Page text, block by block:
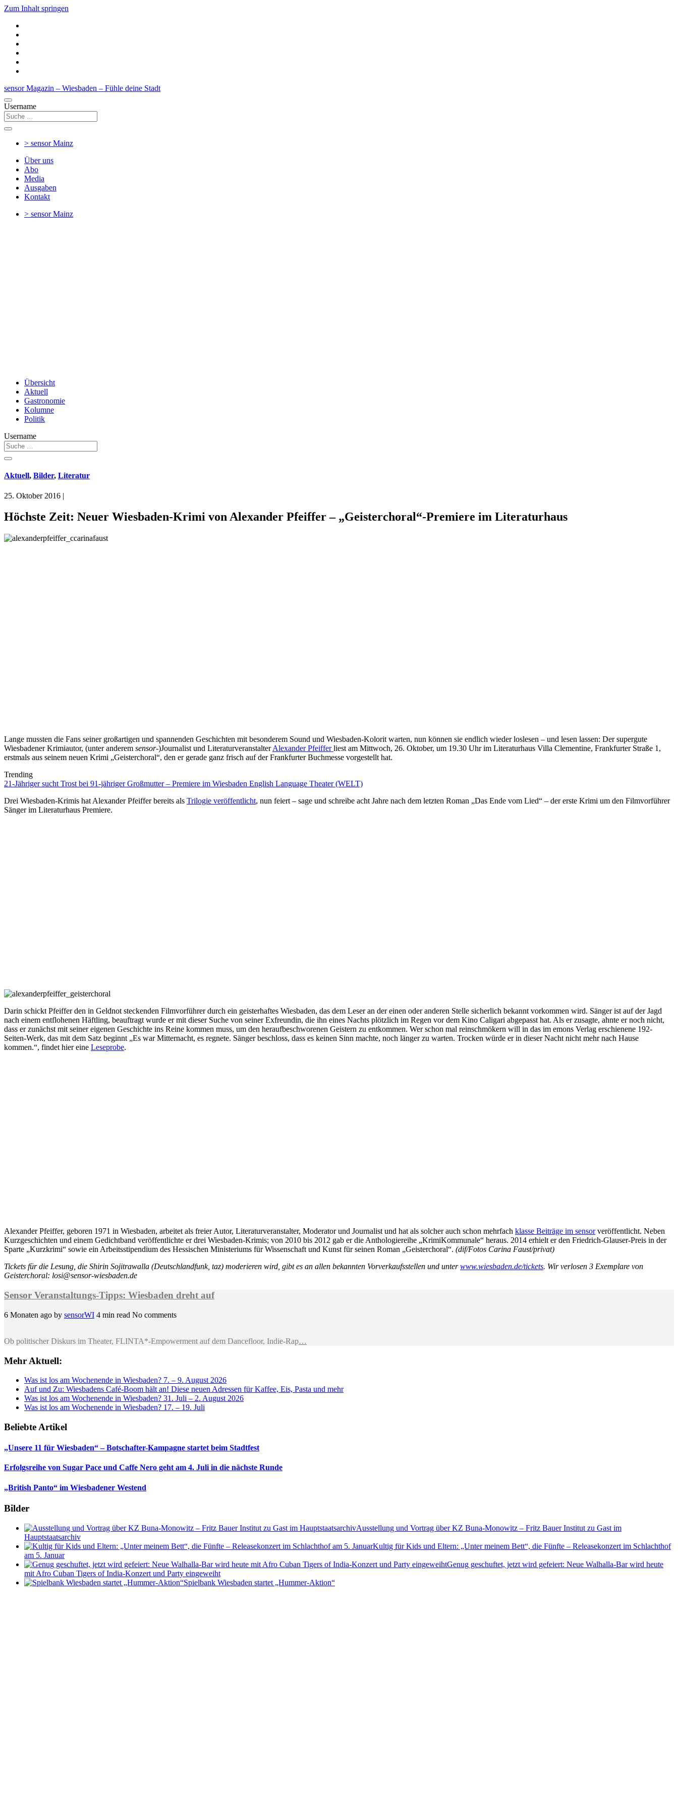
Zum Inhalt springen
sensor Magazin – Wiesbaden – Fühle deine Stadt
Username
> sensorMainz
Über uns
Abo
Media
Ausgaben
Kontakt
> sensorMainz
Übersicht
Aktuell
Gastronomie
Kolumne
Politik
Username
Aktuell, Bilder, Literatur
25. Oktober 2016 |
Höchste Zeit: Neuer Wiesbaden-Krimi von Alexander Pfeiffer – „Geisterchoral“-Premiere im Literaturhaus
Lange mussten die Fans seiner großartigen und spannenden Geschichten mit besonderem Sound und Wiesbaden-Kolorit warten, nun können sie endlich wieder loslesen – und lesen lassen: Der supergute
Wiesbadener Krimiautor, (unter anderem sensor-)Journalist und LiteraturveranstalterAlexander Pfeifferliest am Mittwoch, 26. Oktober, um 19.30 Uhr im Literaturhaus Villa Clementine, Frankfurter Straße 1,
erstmals aus seinem neuen Krimi „Geisterchoral“, den er gerade ganz frisch auf der Frankfurter Buchmesse vorgestellt hat.
Trending
21-Jähriger sucht Trost bei 91-jähriger Großmutter – Premiere im Wiesbaden English Language Theater (WELT)
Drei Wiesbaden-Krimis hat Alexander Pfeiffer bereits als Trilogie veröffentlicht, nun feiert – sage und schreibe acht Jahre nach dem letzten Roman „Das Ende vom Lied“ – der erste Krimi um den Filmvorführer
Sänger im Literaturhaus Premiere.
Darin schickt Pfeiffer den in Geldnot steckenden Filmvorführer durch ein geisterhaftes Wiesbaden, das dem Leser an der einen oder anderen Stelle sicherlich bekannt vorkommen wird. Sänger ist auf der Jagd
nach einem entflohenen Häftling, beauftragt wurde er mit dieser Suche von seiner Exfreundin, die ihn eines Nachts plötzlich im Regen vor dem Kino Caligari abgepasst hat. Als er zusagte, ahnte er noch nicht,
dass er zunächst mit seiner eigenen Geschichte ins Reine kommen muss, um den heraufbeschworenen Geistern zu entkommen. Wer schon mal reinschmökern will in das im emons Verlag erschienene 192-
Seiten-Werk, das mit dem Satz beginnt „Es war Mitternacht, es regnete. Sänger beschloss, dass es keinen Sinn machte, noch länger zu warten. Trocken würde er in dieser Nacht nicht mehr nach Hause
kommen.“, findet hier eine Leseprobe.
Alexander Pfeiffer, geboren 1971 in Wiesbaden, arbeitet als freier Autor, Literaturveranstalter, Moderator und Journalist und hat als solcher auch schon mehrfach klasse Beiträge im sensorveröffentlicht. Neben
Kurzgeschichten und einem Gedichtband veröffentlichte er drei Wiesbaden-Krimis; von 2010 bis 2012 gab er die Anthologiereihe „KrimiKommunale“ heraus. 2014 erhielt er den Friedrich-Glauser-Preis in der
Sparte „Kurzkrimi“ sowie ein Arbeitsstipendium des Hessischen Ministeriums für Wissenschaft und Kunst für seinen Roman „Geisterchoral“. (dif/Fotos Carina Faust/privat)
Tickets für die Lesung, die Shirin Sojitrawalla (Deutschlandfunk, taz) moderieren wird, gibt es an allen bekannten Vorverkaufsstellen und unterwww.wiesbaden.de/tickets. Wir verlosen 3 Exemplare von
Geisterchoral: losi@sensor-wiesbaden.de
Sensor Veranstaltungs-Tipps: Wiesbaden dreht auf
6 Monaten ago by sensorWI 4 min read No comments
Ob politischer Diskurs im Theater, FLINTA*-Empowerment auf dem Dancefloor, Indie-Rap…
Mehr Aktuell:
Was ist los am Wochenende in Wiesbaden? 7. – 9. August 2026
Auf und Zu: Wiesbadens Café-Boom hält an! Diese neuen Adressen für Kaffee, Eis, Pasta und mehr
Was ist los am Wochenende in Wiesbaden? 31. Juli – 2. August 2026
Was ist los am Wochenende in Wiesbaden? 17. – 19. Juli
Beliebte Artikel
„Unsere 11 für Wiesbaden“ – Botschafter-Kampagne startet beim Stadtfest
Erfolgsreihe von Sugar Pace und Caffe Nero geht am 4. Juli in die nächste Runde
„British Panto“ im Wiesbadener Westend
Bilder
Ausstellung und Vortrag über KZ Buna-Monowitz – Fritz Bauer Institut zu Gast im
Hauptstaatsarchiv
Kultig für Kids und Eltern: „Unter meinem Bett“, die Fünfte – Releasekonzert im Schlachthof
am 5. Januar
Genug geschuftet, jetzt wird gefeiert: Neue Walhalla-Bar wird heute
mit Afro Cuban Tigers of India-Konzert und Party eingeweiht
Spielbank Wiesbaden startet „Hummer-Aktion“